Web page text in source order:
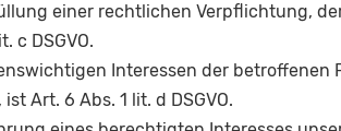
einer rechtlichen Verpflichtung,
c DSGVO.
Interessen der betroffenen
ist Art. 6 Abs. 1 lit. d DSGVO.